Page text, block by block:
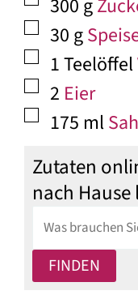
300 g
▢
30 g
▢
1Teelöffel
▢
2 Eier
▢
175 ml
Zutaten
nach